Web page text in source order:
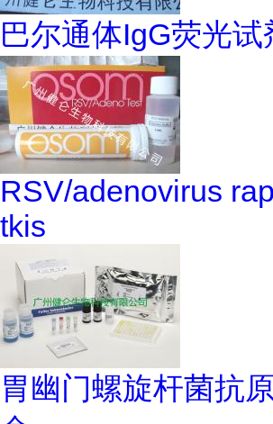
巴尔通体IgG荧光试
RSV/adenovirus
tkis
胃幽门螺旋杆菌抗